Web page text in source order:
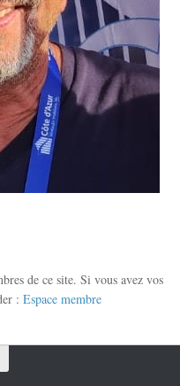
de ce site. Si vous avez vos
: Espace membre